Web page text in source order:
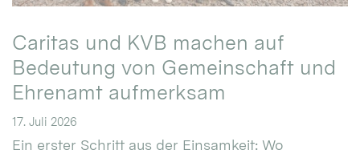
Caritas und KVB machen auf
Bedeutung von Gemeinschaft und
Ehrenamt aufmerksam
17. Juli 2026
Ein erster Schritt aus der Einsamkeit: Wo